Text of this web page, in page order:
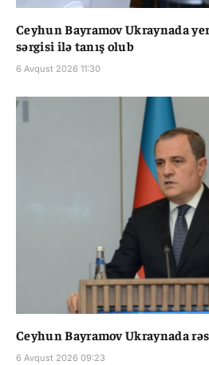
Ceyhun Bayramov Ukraynada
sərgisi ilə tanış olub
6 Avqust 2026 11:30
Ceyhun Bayramov Ukraynada
6 Avqust 2026 09:23